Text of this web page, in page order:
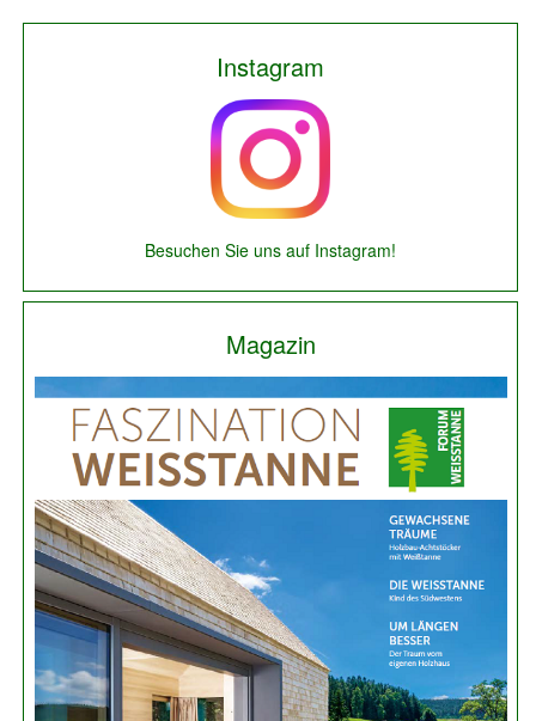
Instagram
Besuchen Sie uns auf Instagram!
Magazin